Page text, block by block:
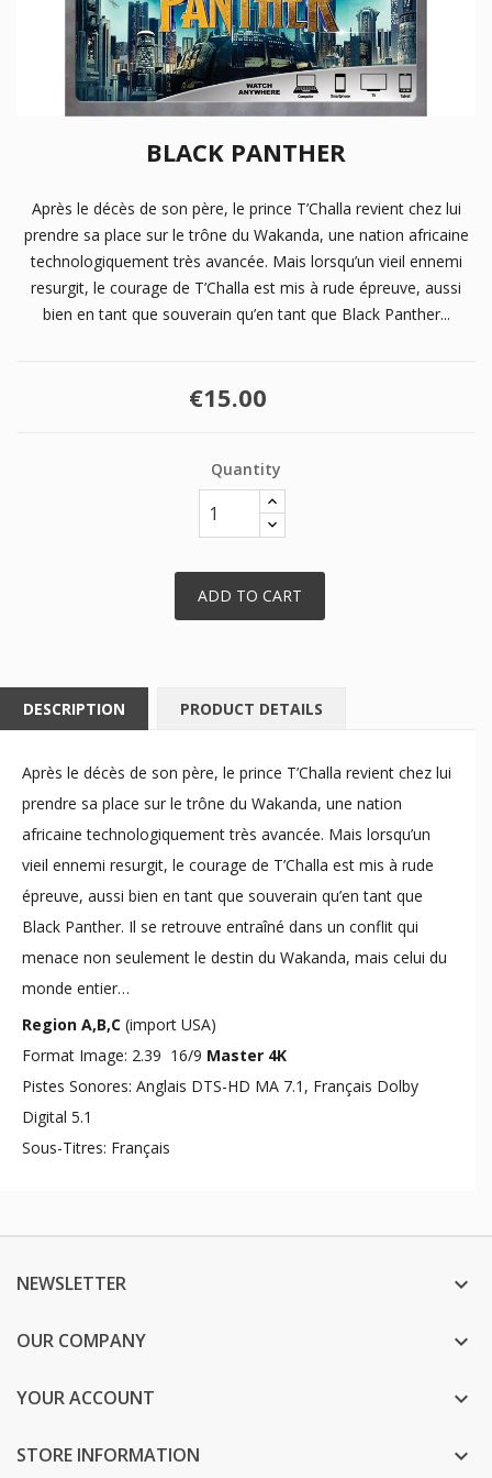
BLACK PANTHER
Après le décès de son père, le prince T’Challa revient chez lui
prendre sa place sur le trône du Wakanda, une nation africaine
technologiquement très avancée. Mais lorsqu’un vieil ennemi
resurgit, le courage de T’Challa est mis à rude épreuve, aussi
bien en tant que souverain qu’en tant que Black Panther...
€15.00
Quantity
ADD TO CART
DESCRIPTION PRODUCT DETAILS
Après le décès de son père, le prince T’Challa revient chez lui
prendre sa place sur le trône du Wakanda, une nation
africaine technologiquement très avancée. Mais lorsqu’un
vieil ennemi resurgit, le courage de T’Challa est mis à rude
épreuve, aussi bien en tant que souverain qu’en tant que
Black Panther. Il se retrouve entraîné dans un conflit qui
menace non seulement le destin du Wakanda, mais celui du
monde entier…
Region A,B,C (import USA)
Format Image: 2.39 16/9 Master 4K
Pistes Sonores: Anglais DTS-HD MA 7.1, Français Dolby
Digital 5.1
Sous-Titres: Français
NEWSLETTER 
OUR COMPANY 
YOUR ACCOUNT 
STORE INFORMATION 